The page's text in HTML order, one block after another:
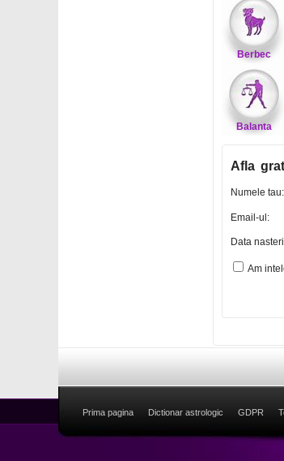
Berbec
Balanta
Afla
Numele tau:
Email-ul:
Data
Am
Prima pagina Dictionar astrologic GDPR